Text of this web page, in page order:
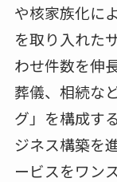
や核家族化に
を取り入れた
わせ件数を伸
葬儀、相続な
グ」を構成す
ジネス構築を
ービスをワン